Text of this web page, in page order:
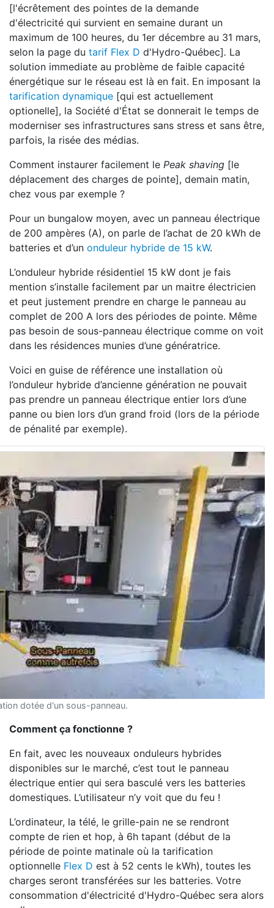
[l'écrêtement des pointes de la demande
d'électricité qui survient en semaine durant un
maximum de 100 heures, du 1er décembre au 31 mars,
selon la page du tarif Flex D d'Hydro-Québec]. La
solution immediate au problème de faible capacité
énergétique sur le réseau est là en fait. En imposant la
tarification dynamique [qui est actuellement
optionelle], la Société d'État se donnerait le temps de
moderniser ses infrastructures sans stress et sans être,
parfois, la risée des médias.
Comment instaurer facilement le Peak shaving [le
déplacement des charges de pointe], demain matin,
chez vous par exemple ?
Pour un bungalow moyen, avec un panneau électrique
de 200 ampères (A), on parle de l’achat de 20 kWh de
batteries et d’un onduleur hybride de 15 kW.
L’onduleur hybride résidentiel 15 kW dont je fais
mention s’installe facilement par un maitre électricien
et peut justement prendre en charge le panneau au
complet de 200 A lors des périodes de pointe. Même
pas besoin de sous-panneau électrique comme on voit
dans les résidences munies d’une génératrice.
Voici en guise de référence une installation où
l’onduleur hybride d’ancienne génération ne pouvait
pas prendre un panneau électrique entier lors d’une
panne ou bien lors d’un grand froid (lors de la période
de pénalité par exemple).
dotée d'un sous-panneau.
Comment ça fonctionne ?
En fait, avec les nouveaux onduleurs hybrides
disponibles sur le marché, c’est tout le panneau
électrique entier qui sera basculé vers les batteries
domestiques. L’utilisateur n’y voit que du feu !
L’ordinateur, la télé, le grille-pain ne se rendront
compte de rien et hop, à 6h tapant (début de la
période de pointe matinale où la tarification
optionnelle Flex D est à 52 cents le kWh), toutes les
charges seront transférées sur les batteries. Votre
consommation d'électricité d'Hydro-Québec sera alors